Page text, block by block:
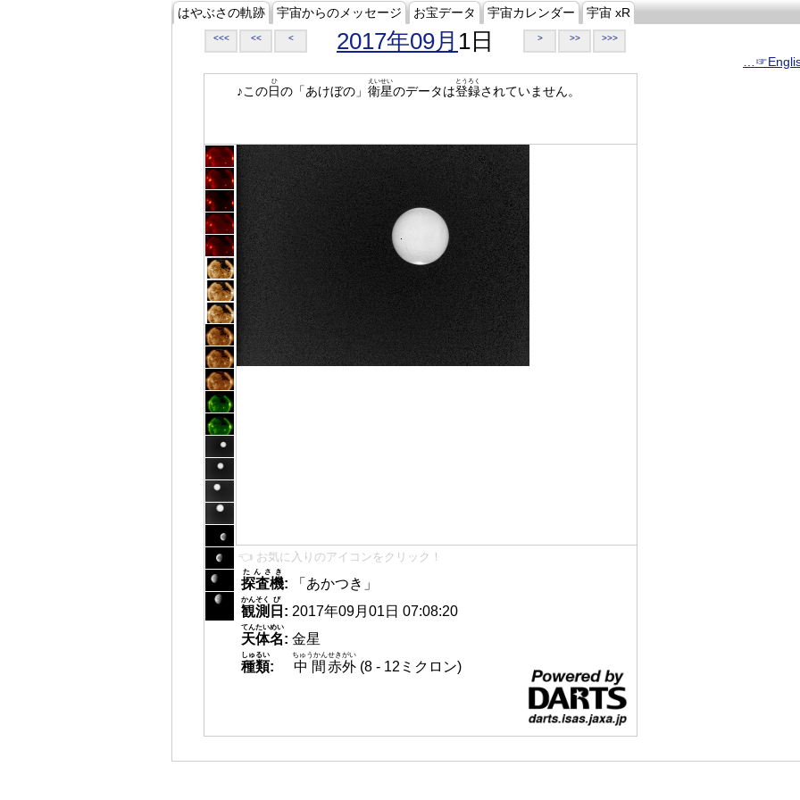
はやぶさの軌跡 宇宙からのメッセージ お宝データ 宇宙カレンダー 宇宙 xR
<<< << < 2017年09月 1日 > >> >>>
♪この日
ひ
の「あけぼの」 衛星
えいせい
のデータは登録
とうろく
されていません。
👈 お気に入りのアイコンをクリック！
探査機
たんさき
:
「あかつき」
観測
かんそく
日
び
: 2017年09月01日 07:08:20
天体名
てんたいめい
: 金星
種類
しゅるい
: 中間
ちゅうかん
赤外
せきがい
(8 - 12ミクロン)